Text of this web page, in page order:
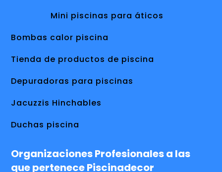
Mini piscinas para áticos
Bombas calor piscina
Tienda de productos de piscina
Depuradoras para piscinas
Jacuzzis Hinchables
Duchas piscina
Organizaciones Profesionales a las
que pertenece Piscinadecor